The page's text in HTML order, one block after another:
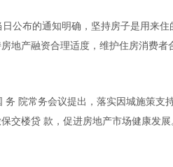
公布的通知明确，坚持房子是用来住
地产融资合理适度，维护住房消费者
院常务会议提出，落实因城施策支
交楼贷 款，促进房地产市场健康发展